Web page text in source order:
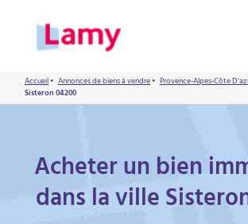
Accueil• Annonces de biens à vendre• Provence-Alpes-Côte
Sisteron 04200
Acheter un bien
dans la ville